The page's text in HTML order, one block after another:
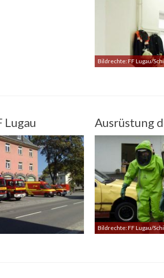
Bildrechte: FF Lugau/
Lugau Ausrüstung
Bildrechte: FF Lugau/